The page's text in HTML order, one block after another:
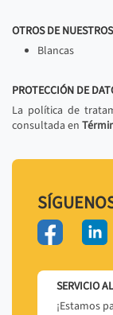
OTROS DE
Blancas
PROTECCIÓN DE
La política de
consultada en
SERVICIO
¡Estamos